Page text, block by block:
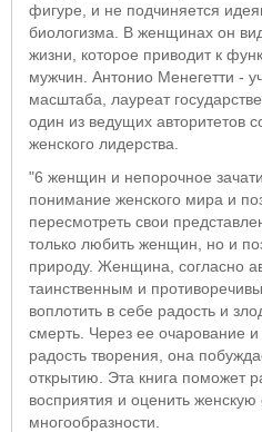
фигуре, и не подчиняется
биологизма. В женщинах он
жизни, которое приводит к
мужчин. Антонио Менегетти -
масштаба, лауреат
один из ведущих авторитетов
женского лидерства.
"6 женщин и непорочное
понимание женского мира и
пересмотреть свои
только любить женщин, но и
природу. Женщина, согласно
таинственным и
воплотить в себе радость и
смерть. Через ее очарование и
радость творения, она
открытию. Эта книга поможет
восприятия и оценить
многообразности.